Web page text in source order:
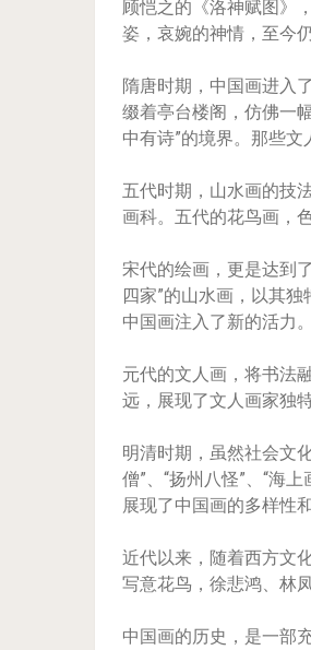
顾恺之的《洛神赋图》
姿，哀婉的神情，至今
隋唐时期，中国画进入
缀着亭台楼阁，仿佛一
中有诗”的境界。那些
五代时期，山水画的技
画科。五代的花鸟画，
宋代的绘画，更是达到
四家”的山水画，以其
中国画注入了新的活力
元代的文人画，将书法
远，展现了文人画家独
明清时期，虽然社会文
僧”、“扬州八怪”、“海
展现了中国画的多样性
近代以来，随着西方文
写意花鸟，徐悲鸿、林
中国画的历史，是一部